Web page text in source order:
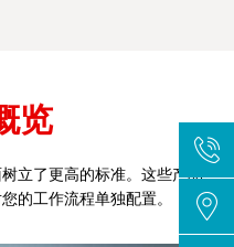
览
立了更高的标准。这些产品
的工作流程单独配置。